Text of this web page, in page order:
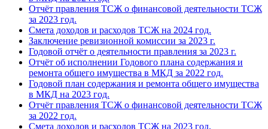
Отчёт правления ТСЖ о финансовой деятельности ТСЖ
за 2023 год.
Смета доходов и расходов ТСЖ на 2024 год.
Заключение ревизионной комиссии за 2023 г.
Годовой отчёт о деятельности правления за 2023 г.
Отчёт об исполнении Годового плана содержания и
ремонта общего имущества в МКД за 2022 год.
Годовой план содержания и ремонта общего имущества
в МКД на 2023 год.
Отчёт правления ТСЖ о финансовой деятельности ТСЖ
за 2022 год.
Смета доходов и расходов ТСЖ на 2023 год.